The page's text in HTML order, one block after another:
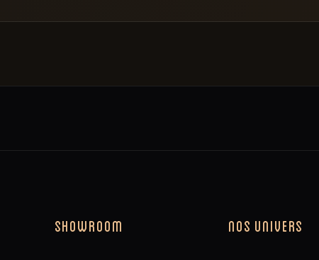
SHOWROOM NOS UNIVERS